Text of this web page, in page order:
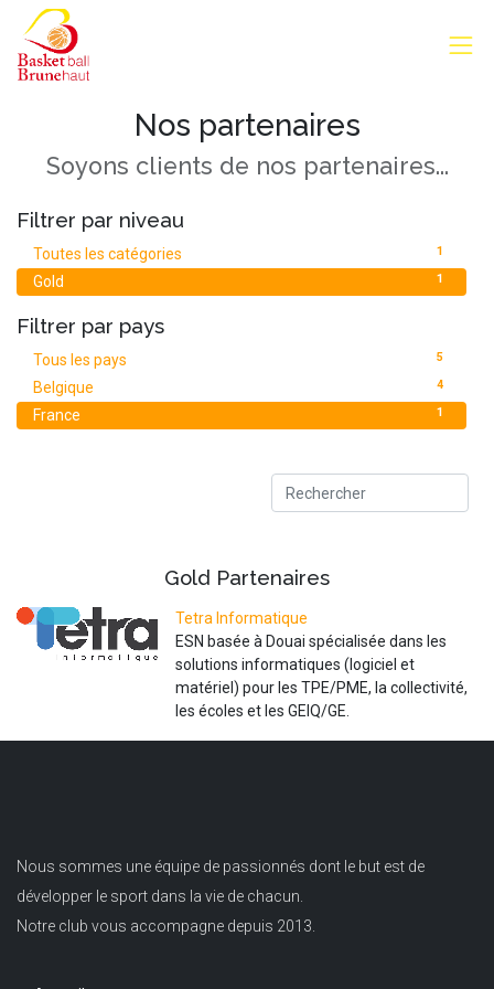
Nos partenaires
Soyons clients de nos partenaires...
Filtrer par niveau
1
Toutes les catégories
1
Gold
Filtrer par pays
5
Tous les pays
4
Belgique
1
France
Gold Partenaires
Tetra Informatique
ESN basée à Douai spécialisée dans les
solutions informatiques (logiciel et
matériel) pour les TPE/PME, la collectivité,
les écoles et les GEIQ/GE.
Nous sommes une équipe de passionnés dont le but est de
développer le sport dans la vie de chacun.
Notre club vous accompagne depuis 2013.